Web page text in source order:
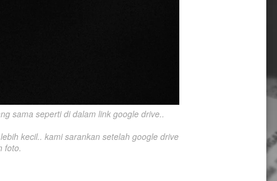
sama seperti di dalam link google drive..
kecil.. kami sarankan setelah google drive
foto.